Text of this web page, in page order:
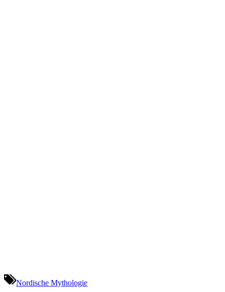
Nordische Mythologie